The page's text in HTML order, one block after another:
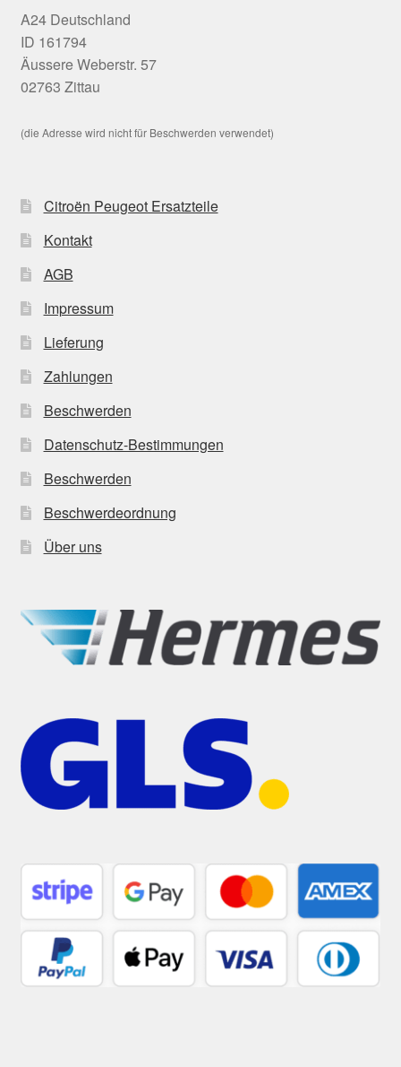
A24 Deutschland
ID 161794
Äussere Weberstr. 57
02763 Zittau
(die Adresse wird nicht für Beschwerden verwendet)
Citroën Peugeot Ersatzteile
Kontakt
AGB
Impressum
Lieferung
Zahlungen
Beschwerden
Datenschutz-Bestimmungen
Beschwerden
Beschwerdeordnung
Über uns